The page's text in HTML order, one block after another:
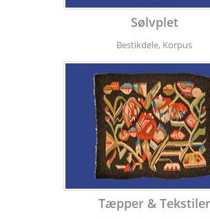
Sølvplet
Bestikdele, Korpus
Tæpper & Tekstiler